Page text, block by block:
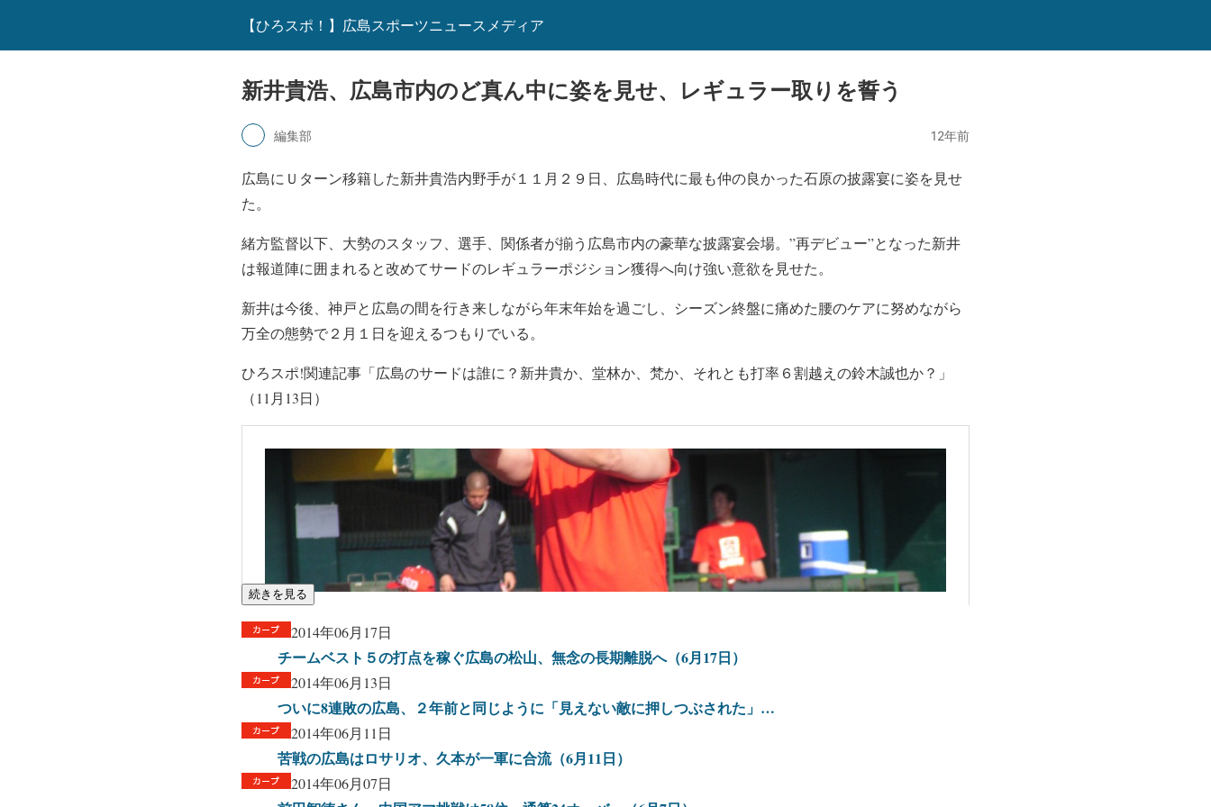
【ひろスポ！】広島スポーツニュースメディア
新井貴浩、広島市内のど真ん中に姿を見せ、レギュラー取りを誓う
編集部 12年前
広島にＵターン移籍した新井貴浩内野手が１１月２９日、広島時代に最も仲の良かった石原の披露宴に姿を見せ
た。
緒方監督以下、大勢のスタッフ、選手、関係者が揃う広島市内の豪華な披露宴会場。”再デビュー”となった新井
は報道陣に囲まれると改めてサードのレギュラーポジション獲得へ向け強い意欲を見せた。
新井は今後、神戸と広島の間を行き来しながら年末年始を過ごし、シーズン終盤に痛めた腰のケアに努めながら
万全の態勢で２月１日を迎えるつもりでいる。
ひろスポ!関連記事「広島のサードは誰に？新井貴か、堂林か、梵か、それとも打率６割越えの鈴木誠也か？」
（11月13日）
続きを見る
2014年06月17日
チームベスト５の打点を稼ぐ広島の松山、無念の長期離脱へ（6月17日）
2014年06月13日
ついに8連敗の広島、２年前と同じように「見えない敵に押しつぶされた」…
2014年06月11日
苦戦の広島はロサリオ、久本が一軍に合流（6月11日）
2014年06月07日